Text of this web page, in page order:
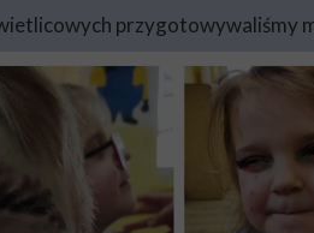
przygotowywaliśmy